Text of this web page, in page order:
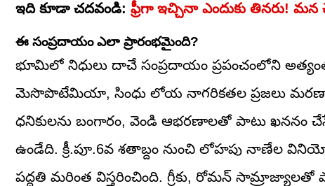
ఇది కూడా చదవండి: ఫ్రీగా ఇచ్చినా ఎందుకు తినరు!
ఈ సంప్రదాయం ఎలా ప్రారంభమైంది?
భూమిలో నిధులు దాచే సంప్రదాయం ప్రపంచంలోని
మెసొపొటేమియా, సింధు లోయ నాగరికతల ప్రజలు
ధనికులను బంగారం, వెండి ఆభరణాలతో పాటు
ఉండేది. క్రీ.పూ.6వ శతాబ్దం నుంచి లోహపు నాణేల
పద్ధతి మరింత విస్తరించింది. గ్రీకు, రోమన్